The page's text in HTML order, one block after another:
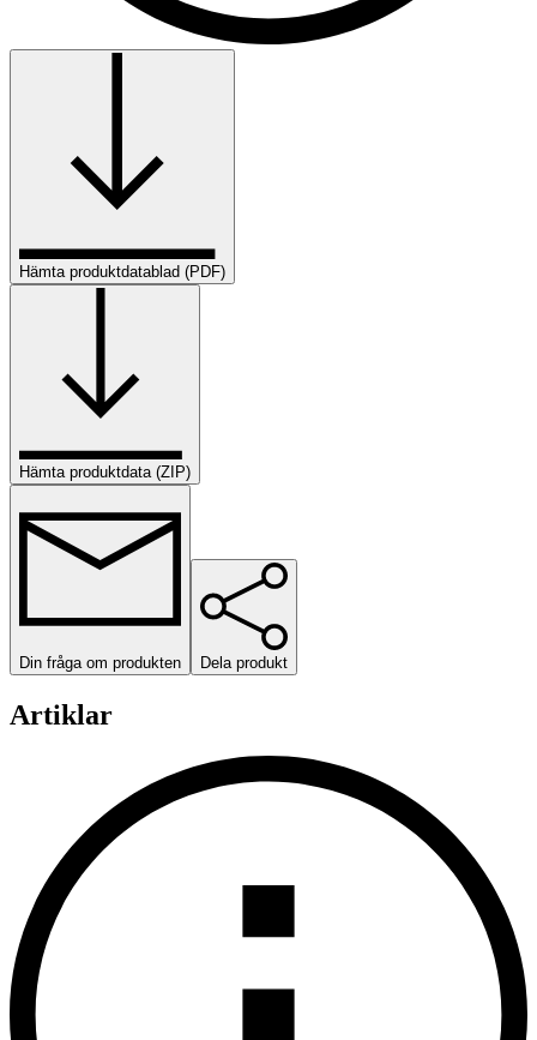
Hämta produktdatablad (PDF)
Hämta produktdata (ZIP)
Din fråga om produkten Dela produkt
Artiklar